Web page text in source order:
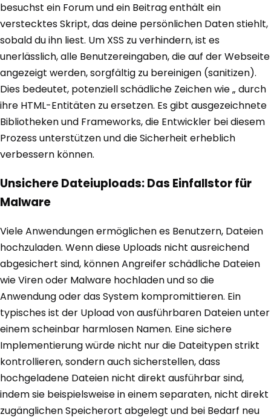
besuchst ein Forum und ein Beitrag enthält ein
verstecktes Skript, das deine persönlichen Daten stiehlt,
sobald du ihn liest. Um XSS zu verhindern, ist es
unerlässlich, alle Benutzereingaben, die auf der Webseite
angezeigt werden, sorgfältig zu bereinigen (sanitizen).
Dies bedeutet, potenziell schädliche Zeichen wie „ durch
ihre HTML-Entitäten zu ersetzen. Es gibt ausgezeichnete
Bibliotheken und Frameworks, die Entwickler bei diesem
Prozess unterstützen und die Sicherheit erheblich
verbessern können.
Unsichere Dateiuploads: Das Einfallstor für
Malware
Viele Anwendungen ermöglichen es Benutzern, Dateien
hochzuladen. Wenn diese Uploads nicht ausreichend
abgesichert sind, können Angreifer schädliche Dateien
wie Viren oder Malware hochladen und so die
Anwendung oder das System kompromittieren. Ein
typisches ist der Upload von ausführbaren Dateien unter
einem scheinbar harmlosen Namen. Eine sichere
Implementierung würde nicht nur die Dateitypen strikt
kontrollieren, sondern auch sicherstellen, dass
hochgeladene Dateien nicht direkt ausführbar sind,
indem sie beispielsweise in einem separaten, nicht direkt
zugänglichen Speicherort abgelegt und bei Bedarf neu